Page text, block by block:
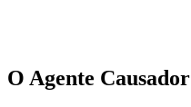
O Agente Causador